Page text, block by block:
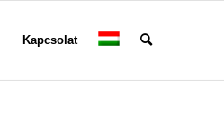
Kapcsolat